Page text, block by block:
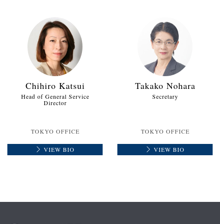
Chihiro Katsui
Head of General Service
Director
TOKYO OFFICE
VIEW BIO
Takako Nohara
Secretary
TOKYO OFFICE
VIEW BIO